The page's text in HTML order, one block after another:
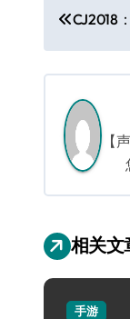
章
导
航
CJ2018
【
相关文
手游